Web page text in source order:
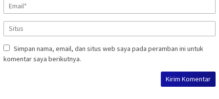
Simpan nama, email, dan situs web saya pada peramban ini untuk
komentar saya berikutnya.